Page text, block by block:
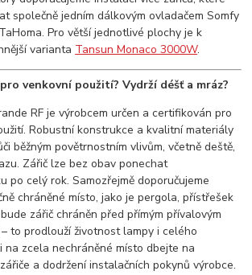
společně jedním dálkovým ovladačem Somfy
Pro větší jednotlivé plochy je k
varianta Tansun Monaco 3000W.
venkovní použití? Vydrží déšť a mráz?
RF je výrobcem určen a certifikován pro
Robustní konstrukce a kvalitní materiály
běžným povětrnostním vlivům, včetně deště,
Zářič lze bez obav ponechat
po celý rok. Samozřejmě doporučujeme
chráněné místo, jako je pergola, přístřešek
zářič chráněn před přímým přívalovým
to prodlouží životnost lampy i celého
na zcela nechráněné místo dbejte na
a dodržení instalačních pokynů výrobce.